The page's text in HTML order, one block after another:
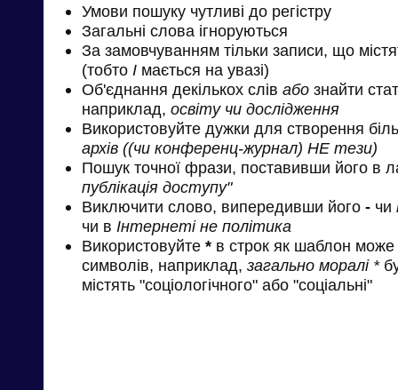
Умови пошуку чутливі до регістру
Загальні слова ігноруються
За замовчуванням тільки записи, що
(тобто І мається на увазі)
Об'єднання декількох слів або знайти
наприклад, освіту чи дослідження
Використовуйте дужки для створення
архів ((чи конференц-журнал) НЕ тези)
Пошук точної фрази, поставивши його в
публікація доступу"
Виключити слово, випередивши його - чи
чи в Інтернеті не політика
Використовуйте * в строк як шаблон може
символів, наприклад, загально моралі *
містять "соціологічного" або "соціальні"